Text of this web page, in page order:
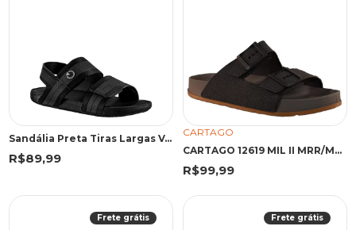
Sandália Preta Tiras Largas Velcro | Cartago
R$89,99
CARTAGO
CARTAGO 12619 MIL II MRR/MRR 43 MRR 12619 MARROM
R$99,99
Frete grátis Frete grátis